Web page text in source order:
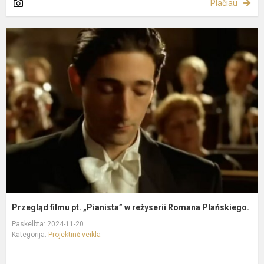
Plačiau
Przegląd filmu pt. „Pianista” w reżyserii Romana Plańskiego.
Paskelbta: 2024-11-20
Kategorija: Projektinė veikla